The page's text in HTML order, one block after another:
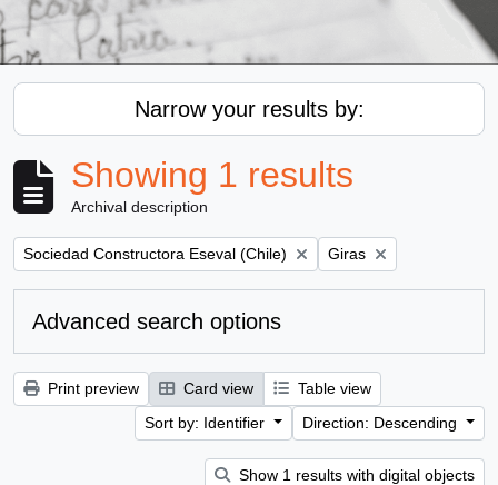
Narrow your results by:
Showing 1 results
Archival description
Remove filter:
Sociedad Constructora Eseval (Chile) Remove filter:
Giras
Advanced search options
Print preview Card view
Table view
Sort by: Identifier
Direction: Descending
Show 1 results with digital objects